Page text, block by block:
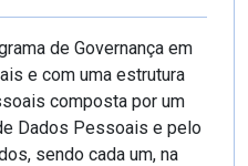
de Governança em
e com uma estrutura
composta por um
Dados Pessoais e pelo
sendo cada um, na